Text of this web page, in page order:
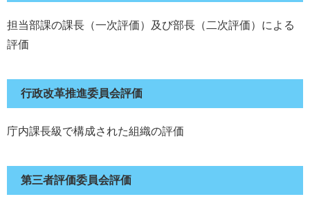
担当部課の課長（一次評価）及び部長（二次評価）による
評価
行政改革推進委員会評価
庁内課長級で構成された組織の評価
第三者評価委員会評価